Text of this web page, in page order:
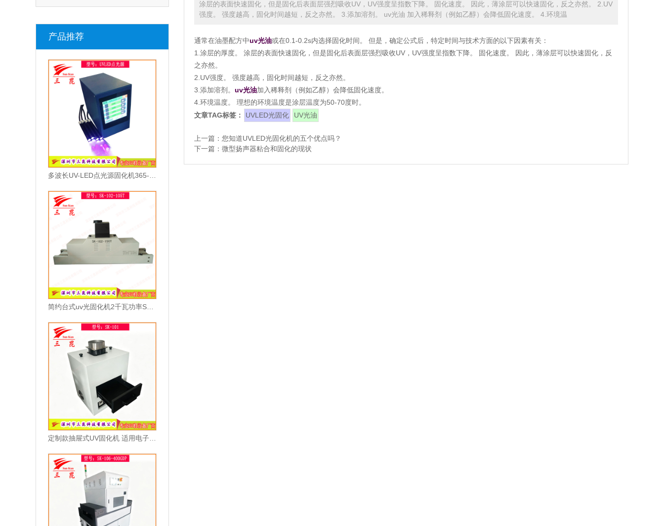
产品推荐
涂层的表面快速固化，但是固化后表面层强烈吸收UV，UV强度呈指数下降。 固化速度。 因此，薄涂层可以快速固化，反之亦然。 2.UV
强度。 强度越高，固化时间越短，反之亦然。 3.添加溶剂。 uv光油 加入稀释剂（例如乙醇）会降低固化速度。 4.环境温
通常在油墨配方中uv光油或在0.1-0.2s内选择固化时间。 但是，确定公式后，特定时间与技术方面的以下因素有关：
1.涂层的厚度。 涂层的表面快速固化，但是固化后表面层强烈吸收UV，UV强度呈指数下降。 固化速度。 因此，薄涂层可以快速固化，反
之亦然。
2.UV强度。 强度越高，固化时间越短，反之亦然。
3.添加溶剂。 uv光油加入稀释剂（例如乙醇）会降低固化速度。
4.环境温度。 理想的环境温度是涂层温度为50-70度时。
文章TAG标签：
UVLED光固化 UV光油
上一篇： 您知道UVLED光固化机的五个优点吗？
下一篇： 微型扬声器粘合和固化的现状